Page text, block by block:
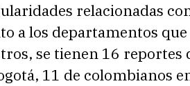
relacionadas
a los departamentos
se tienen 16 reportes
11 de colombianos